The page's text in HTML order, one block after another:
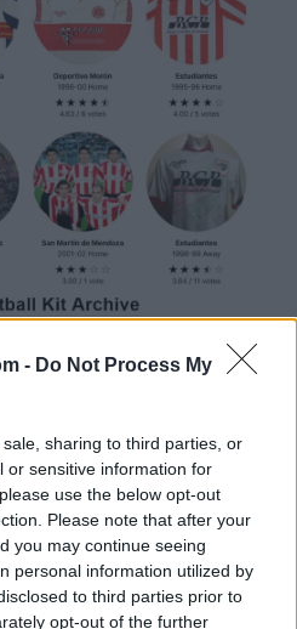
- Do Not Process My
sharing to third parties, or
or sensitive information for
use the below opt-out
Please note that after your
you may continue seeing
personal information utilized by
to third parties prior to
opt-out of the further